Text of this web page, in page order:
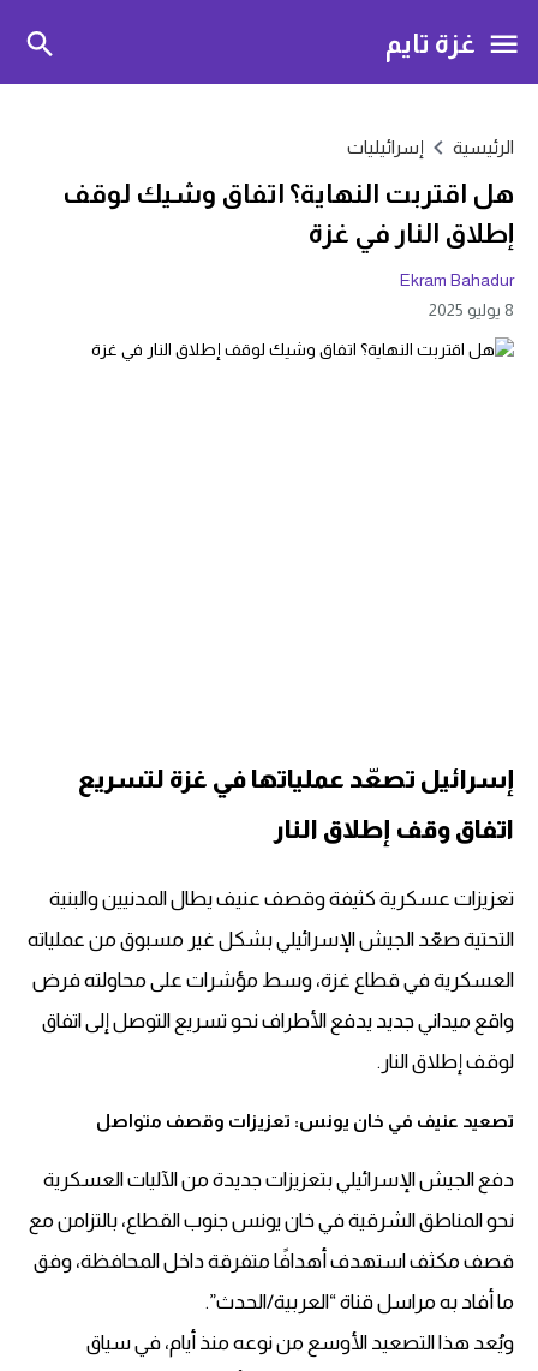
غزة تايم
الرئيسية إسرائيليات
هل اقتربت النهاية؟ اتفاق وشيك لوقف
إطلاق النار في غزة
Ekram Bahadur
8 يوليو 2025
إسرائيل تصعّد عملياتها في غزة لتسريع
اتفاق وقف إطلاق النار
تعزيزات عسكرية كثيفة وقصف عنيف يطال المدنيين والبنية
التحتية صعّد الجيش الإسرائيلي بشكل غير مسبوق من عملياته
العسكرية في قطاع غزة، وسط مؤشرات على محاولته فرض
واقع ميداني جديد يدفع الأطراف نحو تسريع التوصل إلى اتفاق
لوقف إطلاق النار.
تصعيد عنيف في خان يونس: تعزيزات وقصف متواصل
دفع الجيش الإسرائيلي بتعزيزات جديدة من الآليات العسكرية
نحو المناطق الشرقية في خان يونس جنوب القطاع، بالتزامن مع
قصف مكثف استهدف أهدافًا متفرقة داخل المحافظة، وفق
ما أفاد به مراسل قناة “العربية/الحدث”.
ويُعد هذا التصعيد الأوسع من نوعه منذ أيام، في سياق